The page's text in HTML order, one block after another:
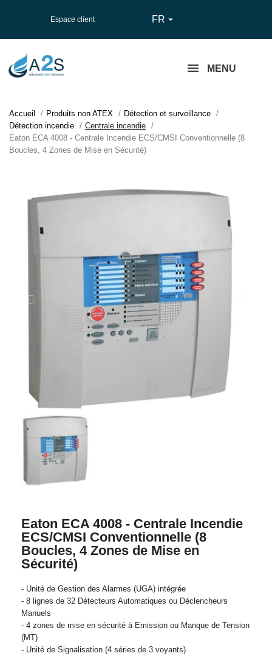
Espace client FR 
MENU
Accueil Produits non ATEX
Détection et surveillance
Détection incendie
Centrale incendie
Eaton ECA 4008 - Centrale Incendie ECS/CMSI Conventionnelle (8
Boucles, 4 Zones de Mise en Sécurité)
Eaton ECA 4008 - Centrale Incendie
ECS/CMSI Conventionnelle (8
Boucles, 4 Zones de Mise en
Sécurité)
- Unité de Gestion des Alarmes (UGA) intégrée
- 8 lignes de 32 Détecteurs Automatiques ou Déclencheurs
Manuels
- 4 zones de mise en sécurité à Emission ou Manque de Tension
(MT)
- Unité de Signalisation (4 séries de 3 voyants)